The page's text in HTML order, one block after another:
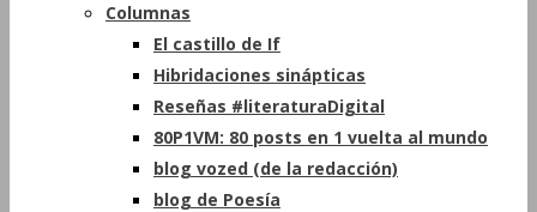
Columnas
El castillo de If
Hibridaciones sinápticas
Reseñas #literaturaDigital
80P1VM: 80 posts en 1 vuelta al mundo
blog vozed (de la redacción)
blog de Poesía